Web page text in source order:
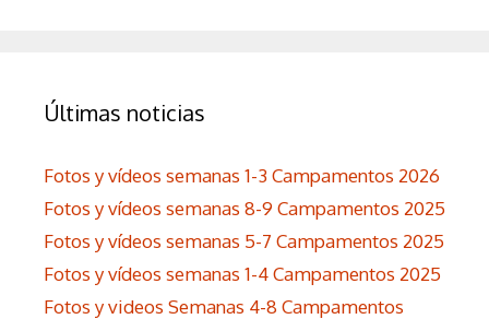
Últimas noticias
Fotos y vídeos semanas 1-3 Campamentos 2026
Fotos y vídeos semanas 8-9 Campamentos 2025
Fotos y vídeos semanas 5-7 Campamentos 2025
Fotos y vídeos semanas 1-4 Campamentos 2025
Fotos y videos Semanas 4-8 Campamentos